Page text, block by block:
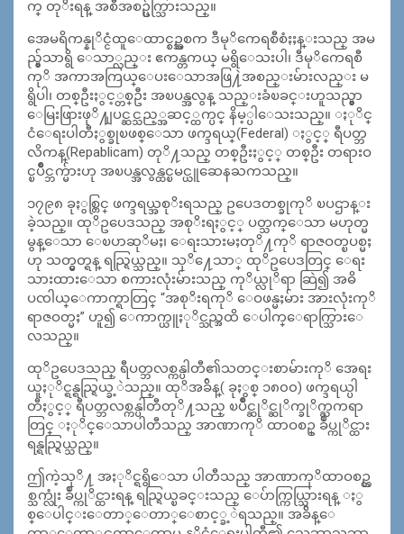
က္ တုိးရန္ အစီအစဥ္ပ်က္သြားသည္။
အေမရိကန္နုိင္ငံထူေထာင္စဥ္အစက ဒီမုိကေရစီစံႏႈန္းသည္ အမ
ည္မွ်သာရွိ ေသာ္လည္း ဧကန္တကယ္ မရွိေသးပါ၊ ဒီမုိကေရစီ
ကုိ အကာအကြယ္ေပးေသာအဖြ႔ဲအစည္းမ်ားလည္း မ
ရွိပါ၊ တစ္ဦးႏွင့္တစ္ဦး အၿပန္အလွန္ သည္းခံၿခင္းဟူသည္မွာ
ေမြးဖြားဖုိ႔ျပင္ဆင္သည့္အဆင့္ထက္ပင္ နိမ့္ပါေသးသည္။ ႏုိင္
ငံေရးပါတီႏွစ္ခုၿဖစ္ေသာ ဖက္ဒရယ္(Federal) ႏွင့္ ရီပတ္ဘ
လိကန္(Repablicam) တုိ႔သည္ တစ္ဦးႏွင့္ တစ္ဦး တရားဝ
င္ၿပိဳင္ဘက္မ်ားဟု အၿပန္အလွန္ထင္ၿမင္ယူဆေနႀကသည္။
၁၇၉၈ ခုႏွစ္တြင္ ဖက္ဒရယ္အစုိးရသည္ ဥပေဒတစ္ခုကုိ ၿပဌာန္း
ခဲ့သည္။ ထုိဥပေဒသည္ အစုိးရႏွင့္ ပတ္သက္ေသာ မဟုတ္မ
မွန္ေသာ ေၿပာဆုိမႈ၊ ေရးသားမႈတုိ႔ကုိ ရာဇဝတ္ၿပစ္မႈ
ဟု သတ္မွတ္ရန္ ရည္ရြယ္သည္။ သုိ႔ေသာ္ ထုိဥပေဒတြင္ ေရး
သားထားေသာ စကားလုံးမ်ားသည္ ကုိယ္လုိရာ ဆြဲ၍ အဓိ
ပၸါယ္ေကာက္ရာတြင္ “အစုိးရကုိ ေဝဖန္မႈမ်ား အားလုံးကုိ
ရာဇဝတ္မႈ” ဟူ၍ ေကာက္ယူႏုိင္သည္အထိ ေပါက္ေရာက္သြားေ
လသည္။
ထုိဥပေဒသည္ ရီပတ္ဘလစ္ကန္ပါတီ၏သတင္းစာမ်ားကုိ အေရး
ယူႏုိင္ရန္ရည္ရြယ္ခ့ဲသည္။ ထုိအခ်ိန္( ခုႏွစ္ ၁၈၀၀) ဖက္ဒရယ္ပါ
တီႏွင့္ ရီပတ္ဘလစ္ကန္ပါတီတုိ႔သည္ ၿပိဳင္ဆုိင္ဆုိက္ခုိက္ႀကရာ
တြင္ ႏုိင္ေသာပါတီသည္ အာဏာကုိ ထာဝစဥ္ ခ်ဳပ္ကုိင္ထား
ရန္ရည္ရြယ္သည္။
ဤကဲ့သုိ႔ အႏုိင္ရရွိေသာ ပါတီသည္ အာဏာကုိထာဝစဥ္တ
စ္သက္လုံး ခ်ဳပ္ကုိင္ထားရန္ ရည္ရြယ္ၿခင္းသည္ ေပ်ာက္ကြယ္သြားရန္ ႏွ
စ္ေပါင္းေတာ္ေတာ္ေစာင့္ခ့ဲရသည္။ အခ်ိန္ေ